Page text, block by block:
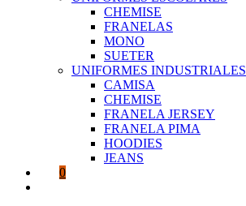
CHEMISE
FRANELAS
MONO
SUETER
UNIFORMES INDUSTRIALES
CAMISA
CHEMISE
FRANELA JERSEY
FRANELA PIMA
HOODIES
JEANS
0